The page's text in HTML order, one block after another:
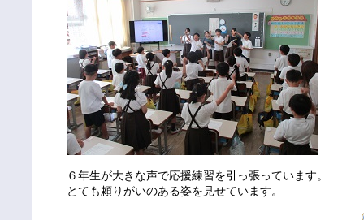
６年生が大きな声で応援練習を引っ張っています。
とても頼りがいのある姿を見せています。